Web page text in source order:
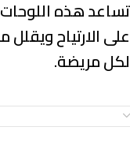
تساعد هذه
على الارتياح ويقلل
لكل مريضة.